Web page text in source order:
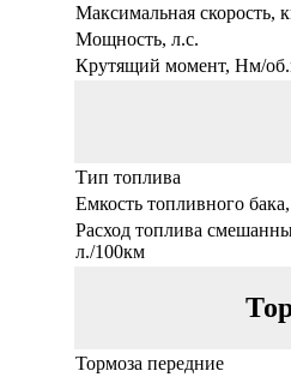
Максимальная скорость,
Мощность, л.с.
Крутящий момент, Нм/
Тип топлива
Емкость топливного
Расход топлива
л./100км
Тормоза передние